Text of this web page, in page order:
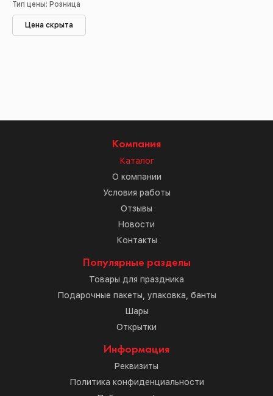
Тип цены: Розница
Цена скрыта
Компания
Каталог
О компании
Условия работы
Отзывы
Новости
Контакты
Популярные разделы
Товары для праздника
Подарочные пакеты, упаковка, банты
Шары
Открытки
Информация
Реквизиты
Политика конфиденциальности